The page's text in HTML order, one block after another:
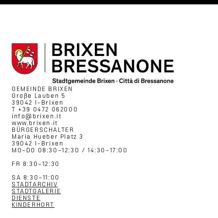
GEMEINDE BRIXEN
Große Lauben 5
39042 I-Brixen
T +39 0472 062000
info@brixen.it
www.brixen.it
BÜRGERSCHALTER
Maria Hueber Platz 3
39042 I-Brixen
MO–DO 08:30–12:30 / 14:30–17:00
FR 8:30–12:30
SA 8:30–11:00
STADTARCHIV
STADTGALERIE
DIENSTE
KINDERHORT